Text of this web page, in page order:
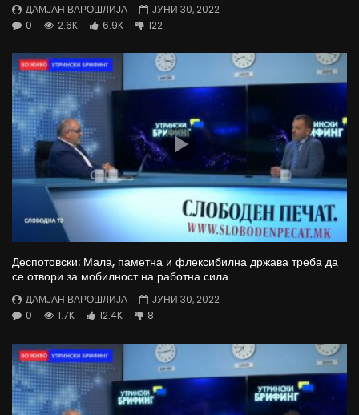
ДАМЈАН ВАРОШЛИЈА
ЈУНИ 30, 2022
0
2.6K 6.9K 122
Деспотовски: Мала, паметна и флексибилна држава треба да
се отвори за мобилност на работна сила
ДАМЈАН ВАРОШЛИЈА
ЈУНИ 30, 2022
0
1.7K 12.4K 8